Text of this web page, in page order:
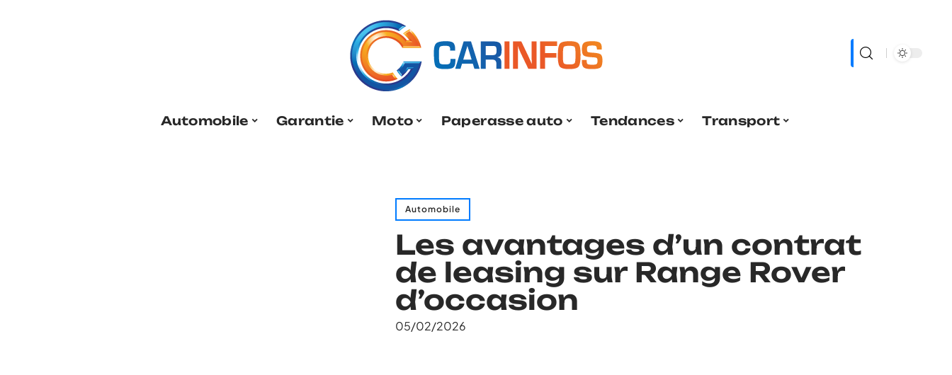
Automobile Garantie Moto Paperasse auto Tendances Transport
Automobile
Les avantages d’un contrat
de leasing sur Range Rover
d’occasion
05/02/2026